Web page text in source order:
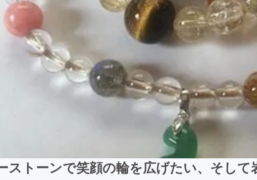
ストーンで笑顔の輪を広げたい、そして